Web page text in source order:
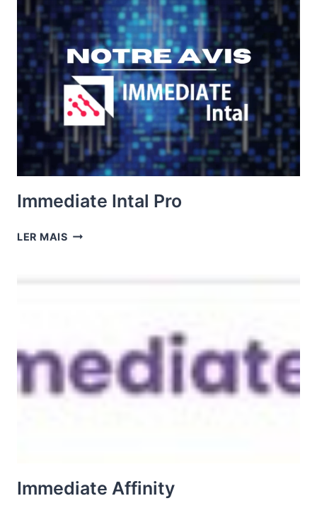
Immediate Intal Pro
LER MAISIMMEDIATE
Immediate Affinity